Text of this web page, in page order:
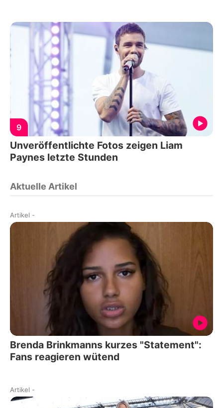
9
Unveröffentlichte Fotos zeigen Liam
Paynes letzte Stunden
Aktuelle Artikel
Artikel -
Brenda Brinkmanns kurzes "Statement":
Fans reagieren wütend
Artikel -